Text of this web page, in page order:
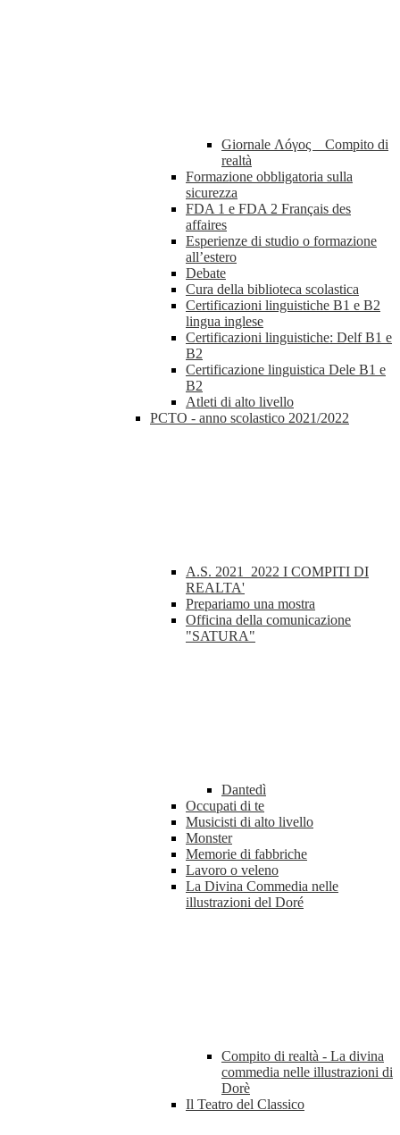
Giornale Λóγος _ Compito di
realtà
Formazione obbligatoria sulla
sicurezza
FDA 1 e FDA 2 Français des
affaires
Esperienze di studio o formazione
all’estero
Debate
Cura della biblioteca scolastica
Certificazioni linguistiche B1 e B2
lingua inglese
Certificazioni linguistiche: Delf B1 e
B2
Certificazione linguistica Dele B1 e
B2
Atleti di alto livello
PCTO - anno scolastico 2021/2022
A.S. 2021_2022 I COMPITI DI
REALTA'
Prepariamo una mostra
Officina della comunicazione
"SATURA"
Dantedì
Occupati di te
Musicisti di alto livello
Monster
Memorie di fabbriche
Lavoro o veleno
La Divina Commedia nelle
illustrazioni del Doré
Compito di realtà - La divina
commedia nelle illustrazioni di
Dorè
Il Teatro del Classico